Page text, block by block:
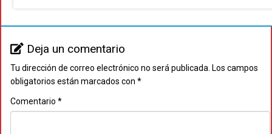
Deja un comentario
Tu dirección de correo electrónico no será publicada. Los campos
obligatorios están marcados con *
Comentario *